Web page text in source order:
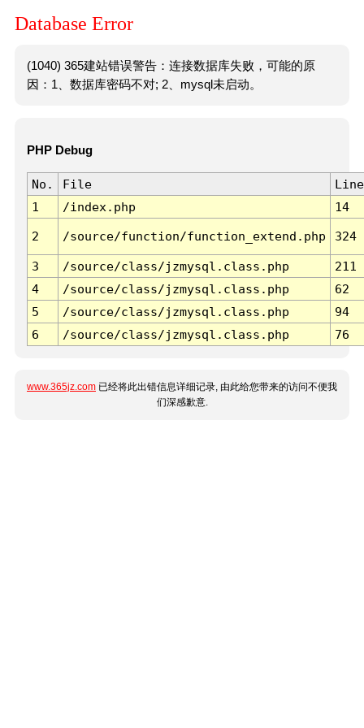
Database Error
(1040) 365建站错误警告：连接数据库失败，可能的原
因：1、数据库密码不对; 2、mysql未启动。
PHP Debug
No. File
Line
1
/index.php 14
2 /source/function/function_extend.php 324
3 /source/class/jzmysql.class.php
211
4
/source/class/jzmysql.class.php
62
5
/source/class/jzmysql.class.php
94
6
/source/class/jzmysql.class.php 76
www.365jz.com 已经将此出错信息详细记录, 由此给您带来的访问不便我
们深感歉意.